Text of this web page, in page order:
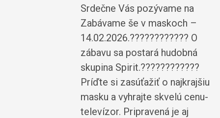
Srdečne Vás pozývame na
Zabávame še v maskoch –
14.02.2026.???????????? O
zábavu sa postará hudobná
skupina Spirit.????????????
Príďte si zasúťažiť o najkrajšiu
masku a vyhrajte skvelú cenu-
televízor. Pripravená je aj